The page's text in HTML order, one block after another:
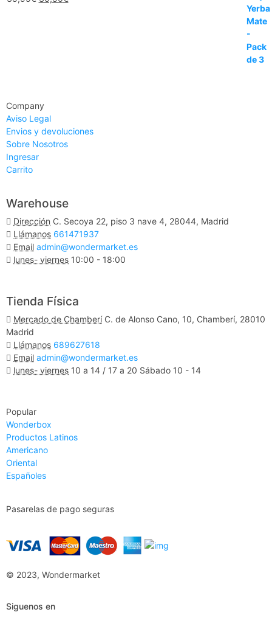
Company
Aviso Legal
Envios y devoluciones
Sobre Nosotros
Ingresar
Carrito
Warehouse
Dirección C. Secoya 22, piso 3 nave 4, 28044, Madrid
Llámanos 661471937
Email admin@wondermarket.es
lunes- viernes 10:00 - 18:00
Tienda Física
Mercado de Chamberí C. de Alonso Cano, 10, Chamberí, 28010
Madrid
Llámanos 689627618
Email admin@wondermarket.es
lunes- viernes 10 a 14 / 17 a 20 Sábado 10 - 14
Popular
Wonderbox
Productos Latinos
Americano
Oriental
Españoles
Pasarelas de pago seguras
© 2023, Wondermarket
Siguenos en